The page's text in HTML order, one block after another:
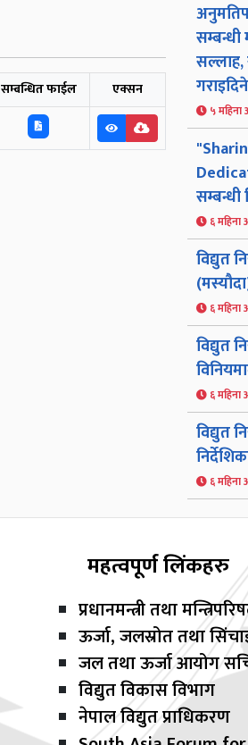
सम्बन्धित फाईल
एक्सन
सल्लाह,
५
६
विद्युत
६
विद्युत
६
विद्युत
६
महत्वपूर्ण लिंकहरु
प्रधानमन्त्री तथा
ऊर्जा, जलस्रोत तथा
जल तथा ऊर्जा आयोग
विद्युत विकास विभाग
नेपाल विद्युत प्राधिकरण